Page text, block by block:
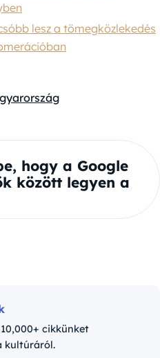
lesz a tömegközlekedés
hogy a Google
között legyen a
cikkünket
kultúráról.